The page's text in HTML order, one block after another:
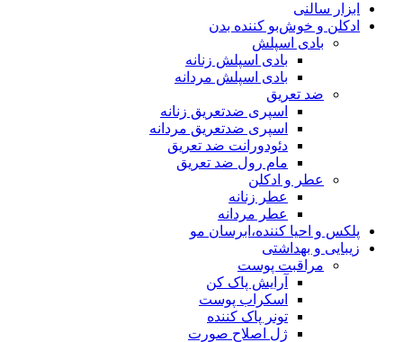
ابزار سالنی
ادکلن و خوش‌بو کننده بدن
بادی اسپلش
بادی اسپلش زنانه
بادی اسپلش مردانه
ضد تعریق
اسپری ضدتعریق زنانه
اسپری ضدتعریق مردانه
دئودورانت ضد تعریق
مام رول ضد تعریق
عطر و ادکلن
عطر زنانه
عطر مردانه
پلکس و احیا کننده،ابرسان مو
زیبایی و بهداشتی
مراقبت پوست
آرایش پاک کن
اسکراب پوست
تونر پاک کننده
ژل اصلاح صورت